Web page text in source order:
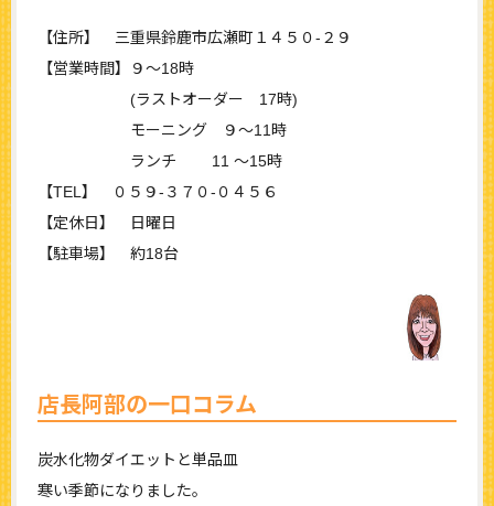
【住所】 三重県鈴鹿市広瀬町１４５０-２９
【営業時間】９～18時
(ラストオーダー 17時)
モーニング ９～11時
ランチ 11 ～15時
【TEL】 ０５９‐３７０‐０４５６
【定休日】 日曜日
【駐車場】 約18台
店長阿部の一口コラム
炭水化物ダイエットと単品皿
寒い季節になりました。